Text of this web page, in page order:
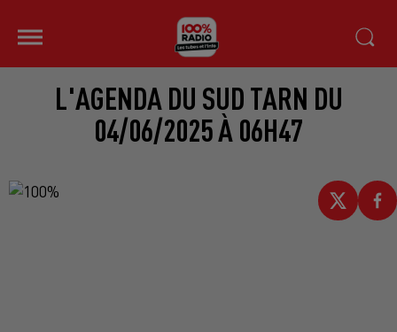
L'AGENDA DU SUD TARN DU
04/06/2025 À 06H47